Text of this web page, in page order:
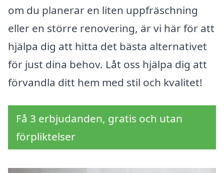
om du planerar en liten uppfräschning
eller en större renovering, är vi här för att
hjälpa dig att hitta det bästa alternativet
för just dina behov. Låt oss hjälpa dig att
förvandla ditt hem med stil och kvalitet!
Få 3 erbjudanden, gratis och utan
förpliktelser